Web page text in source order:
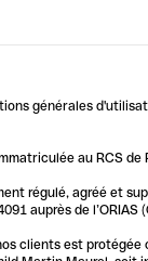
générales
au RCS
régulé, agréé et
auprès de
clients est